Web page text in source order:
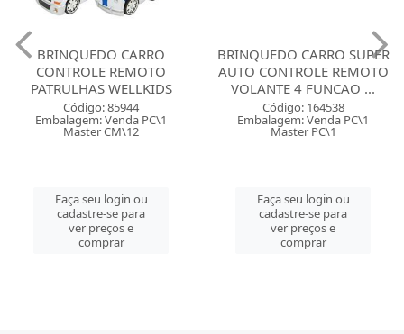
BRINQUEDO CARRO
CONTROLE REMOTO
PATRULHAS WELLKIDS
Código: 85944
Embalagem: Venda PC\1
Master CM\12
Faça seu login ou
cadastre-se para
ver preços e
comprar
BRINQUEDO CARRO SUPER
AUTO CONTROLE REMOTO
VOLANTE 4 FUNCAO ...
Código: 164538
Embalagem: Venda PC\1
Master PC\1
Faça seu login ou
cadastre-se para
ver preços e
comprar